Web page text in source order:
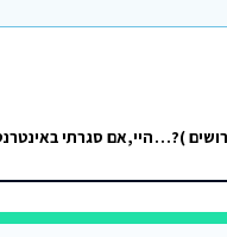
בת 17,7 ללא ליווי הורים צריכה אישור הורים כדי לעבור את הגבול ( הורים גרושים )? תודה